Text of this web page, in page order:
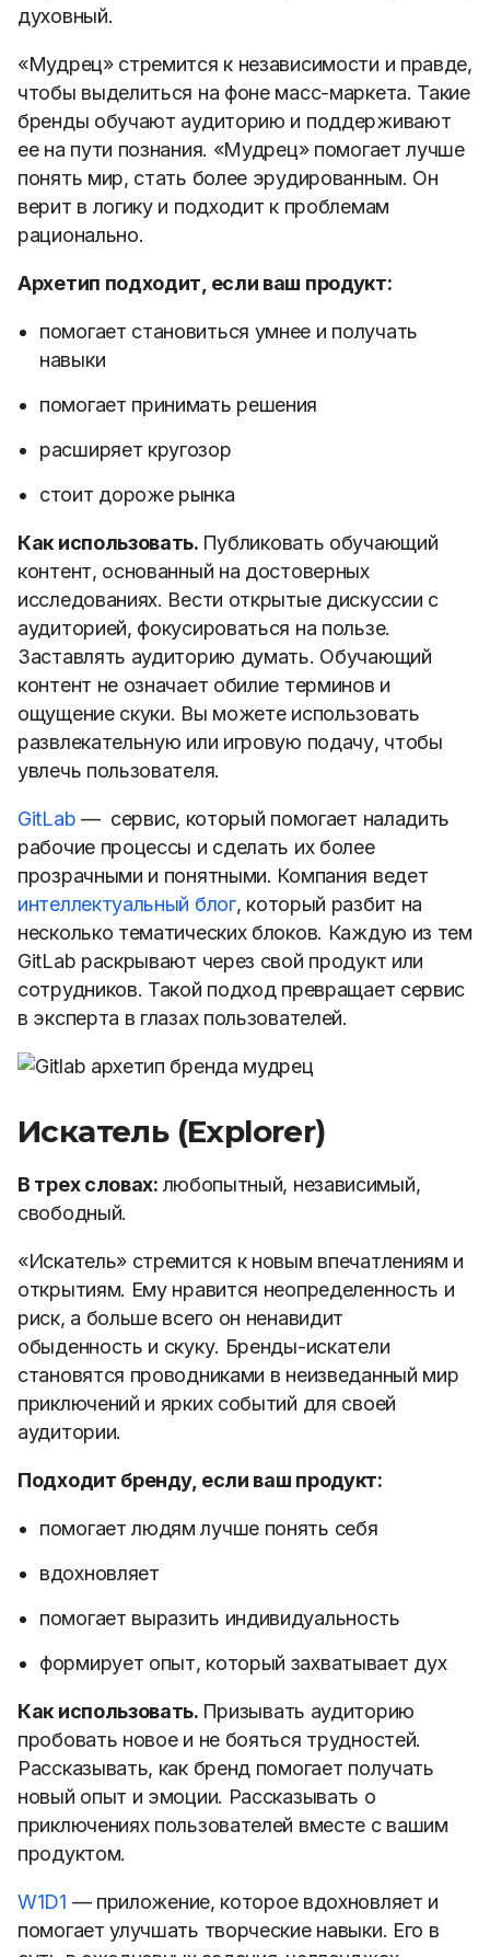
духовный.
«Мудрец» стремится к независимости и правде,
чтобы выделиться на фоне масс-маркета. Такие
бренды обучают аудиторию и поддерживают
ее на пути познания. «Мудрец» помогает лучше
понять мир, стать более эрудированным. Он
верит в логику и подходит к проблемам
рационально.
Архетип подходит, если ваш продукт:
помогает становиться умнее и получать
навыки
помогает принимать решения
расширяет кругозор
стоит дороже рынка
Как использовать. Публиковать обучающий
контент, основанный на достоверных
исследованиях. Вести открытые дискуссии с
аудиторией, фокусироваться на пользе.
Заставлять аудиторию думать. Обучающий
контент не означает обилие терминов и
ощущение скуки. Вы можете использовать
развлекательную или игровую подачу, чтобы
увлечь пользователя.
GitLab — сервис, который помогает наладить
рабочие процессы и сделать их более
прозрачными и понятными. Компания ведет
интеллектуальный блог, который разбит на
несколько тематических блоков. Каждую из тем
GitLab раскрывают через свой продукт или
сотрудников. Такой подход превращает сервис
в эксперта в глазах пользователей.
Искатель (Explorer)
В трех словах: любопытный, независимый,
свободный.
«Искатель» стремится к новым впечатлениям и
открытиям. Ему нравится неопределенность и
риск, а больше всего он ненавидит
обыденность и скуку. Бренды-искатели
становятся проводниками в неизведанный мир
приключений и ярких событий для своей
аудитории.
Подходит бренду, если ваш продукт:
помогает людям лучше понять себя
вдохновляет
помогает выразить индивидуальность
формирует опыт, который захватывает дух
Как использовать. Призывать аудиторию
пробовать новое и не бояться трудностей.
Рассказывать, как бренд помогает получать
новый опыт и эмоции. Рассказывать о
приключениях пользователей вместе с вашим
продуктом.
W1D1 — приложение, которое вдохновляет и
помогает улучшать творческие навыки. Его в